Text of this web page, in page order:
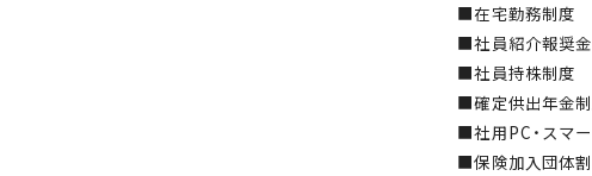
■在宅勤務制度
■社員紹介報奨金
■社員持株制度
■確定供出年金
■社用PC・スマ
■保険加入団体